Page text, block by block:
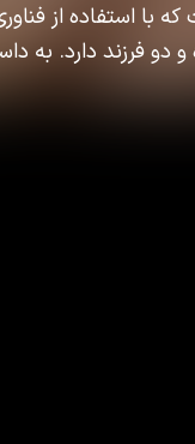
آورد، شناخته شد. او کارگردان قطار قطبی در سال ۲۰۰۴
دو فرزند دارد. به